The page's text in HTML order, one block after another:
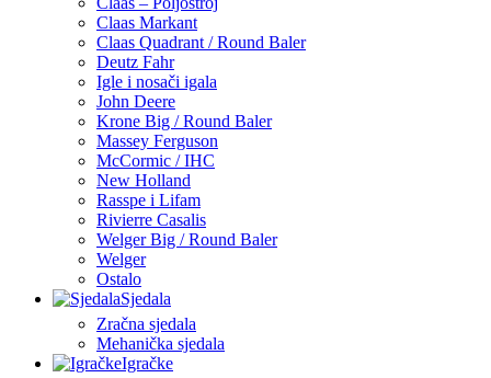
Claas Markant
Claas Quadrant / Round Baler
Deutz Fahr
Igle i nosači igala
John Deere
Krone Big / Round Baler
Massey Ferguson
McCormic / IHC
New Holland
Rasspe i Lifam
Rivierre Casalis
Welger Big / Round Baler
Welger
Ostalo
Sjedala
Zračna sjedala
Mehanička sjedala
Igračke